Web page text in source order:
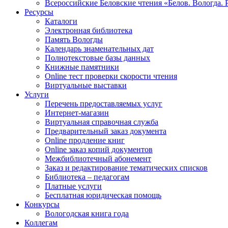
Всероссийские Беловские чтения «Белов. Вологда.
Ресурсы
Каталоги
Электронная библиотека
Память Вологды
Календарь знаменательных дат
Полнотекстовые базы данных
Книжные памятники
Online тест проверки скорости чтения
Виртуальные выставки
Услуги
Перечень предоставляемых услуг
Интернет-магазин
Виртуальная справочная служба
Предварительный заказ документа
Online продление книг
Online заказ копий документов
Межбиблиотечный абонемент
Заказ и редактирование тематических списков
Библиотека – педагогам
Платные услуги
Бесплатная юридическая помощь
Конкурсы
Вологодская книга года
Коллегам